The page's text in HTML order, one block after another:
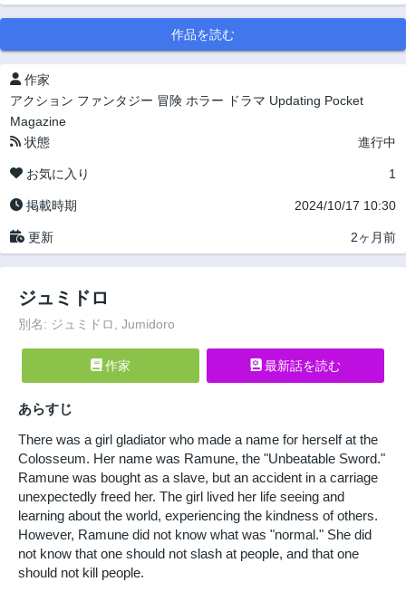
作品を読む
作家
アクション ファンタジー 冒険 ホラー ドラマ Updating Pocket
Magazine
状態
進行中
お気に入り 1
掲載時期 2024/10/17 10:30
更新 2ヶ月前
ジュミドロ
別名: ジュミドロ, Jumidoro
作家 最新話を読む
あらすじ
There was a girl gladiator who made a name for herself at the
Colosseum. Her name was Ramune, the "Unbeatable Sword."
Ramune was bought as a slave, but an accident in a carriage
unexpectedly freed her. The girl lived her life seeing and
learning about the world, experiencing the kindness of others.
However, Ramune did not know what was "normal." She did
not know that one should not slash at people, and that one
should not kill people.